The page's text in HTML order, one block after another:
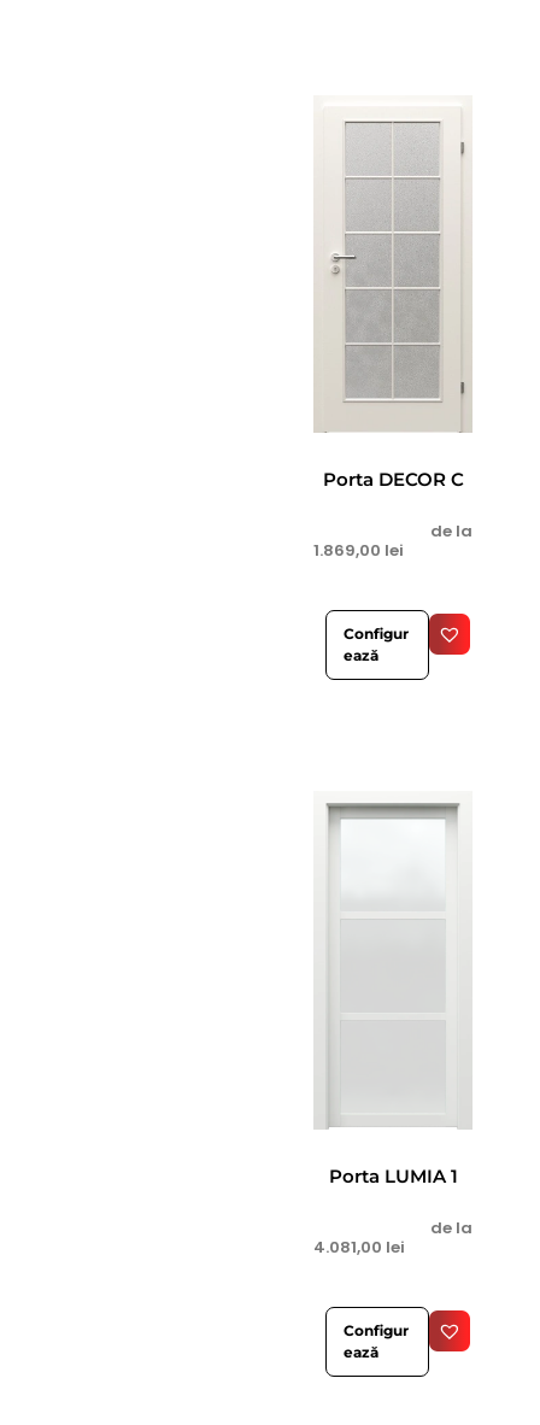
Porta DECOR C
de la
1.869,00 lei
Configur
ează
Porta LUMIA 1
de la
4.081,00 lei
Configur
ează